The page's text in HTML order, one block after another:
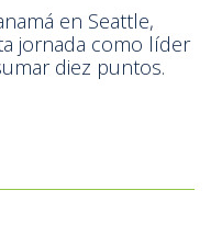
en Seattle,
jornada como líder
diez puntos.